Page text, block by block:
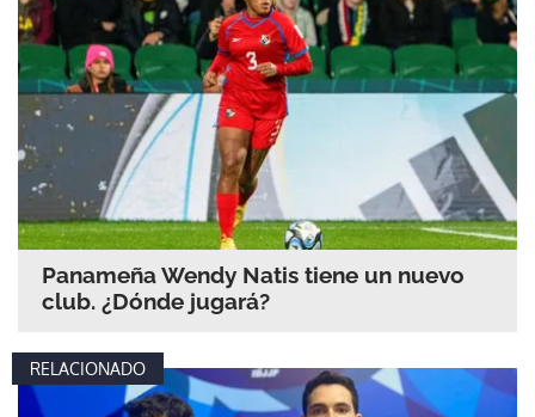
Panameña Wendy Natis tiene un nuevo
club. ¿Dónde jugará?
RELACIONADO